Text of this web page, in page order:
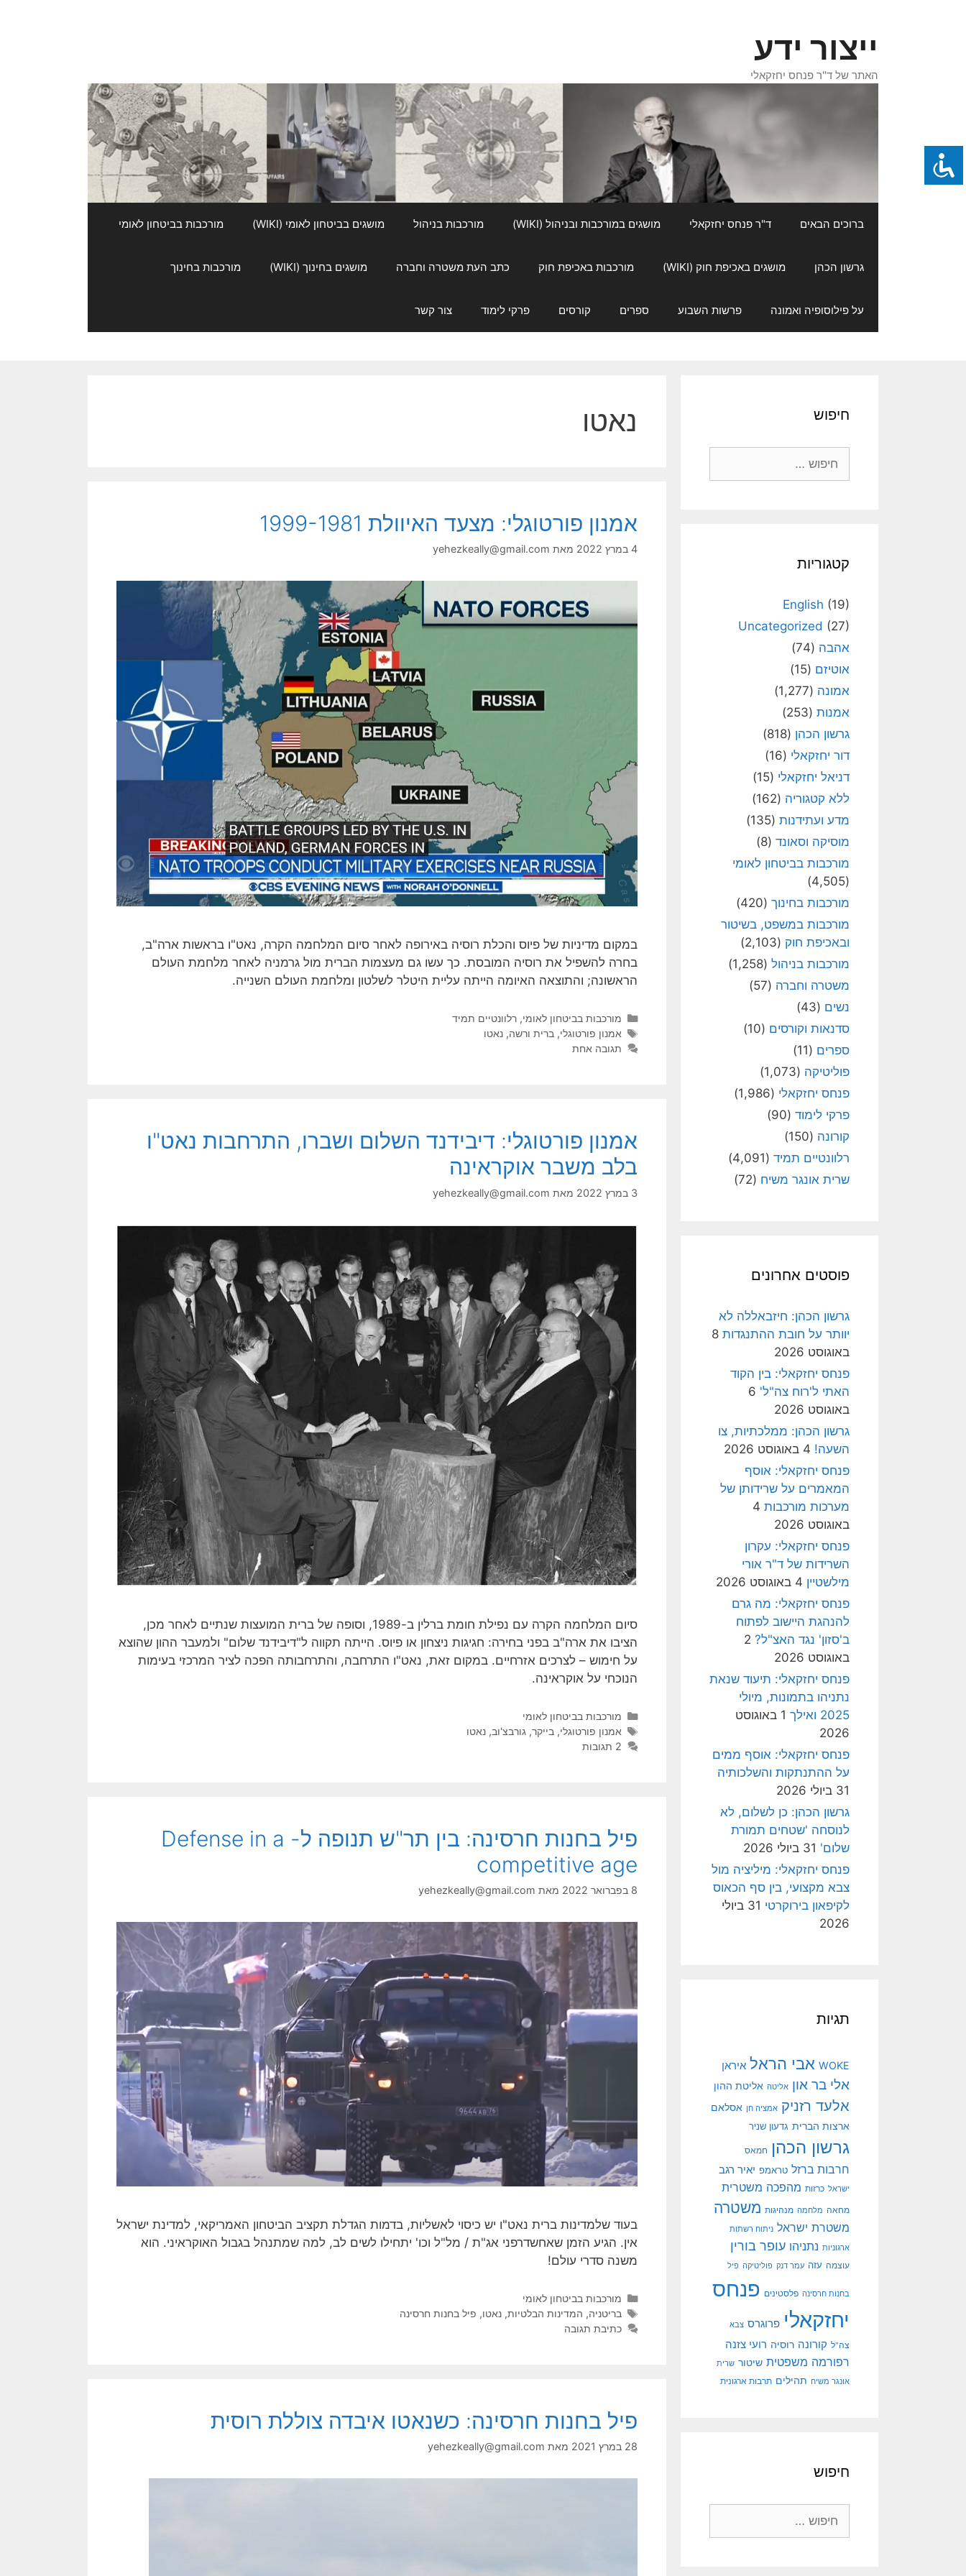
ייצור ידע
האתר של ד"ר פנחס יחזקאלי
ברוכים הבאים ד"ר פנחס יחזקאלי מושגים במורכבות ובניהול (WIKI) מורכבות בניהול מושגים בביטחון לאומי (WIKI) מורכבות בביטחון לאומי
גרשון הכהן מושגים באכיפת חוק (WIKI) מורכבות באכיפת חוק כתב העת משטרה וחברה מושגים בחינוך (WIKI) מורכבות בחינוך
על פילוסופיה ואמונה פרשות השבוע ספרים קורסים פרקי לימוד צור קשר
נאטו
אמנון פורטוגלי: מצעד האיוולת 1999-1981
4 במרץ 2022 מאת yehezkeally@gmail.com
במקום מדיניות של פיוס והכלת רוסיה באירופה לאחר סיום המלחמה הקרה, נאט"ו בראשות ארה"ב,
בחרה להשפיל את רוסיה המובסת. כך עשו גם מעצמות הברית מול גרמניה לאחר מלחמת העולם
הראשונה; והתוצאה האיומה הייתה עליית היטלר לשלטון ומלחמת העולם השנייה.
קטגוריות
מורכבות בביטחון לאומי, רלוונטיים תמיד
תגיות
אמנון פורטוגלי, ברית ורשה, נאטו
תגובה אחת
אמנון פורטוגלי: דיבידנד השלום ושברו, התרחבות נאט"ו
בלב משבר אוקראינה
3 במרץ 2022 מאת yehezkeally@gmail.com
סיום המלחמה הקרה עם נפילת חומת ברלין ב-1989, וסופה של ברית המועצות שנתיים לאחר מכן,
הציבו את ארה"ב בפני בחירה: חגיגות ניצחון או פיוס. הייתה תקווה ל"דיבידנד שלום" ולמעבר ההון שהוצא
על חימוש – לצרכים אזרחיים. במקום זאת, נאט"ו התרחבה, והתרחבותה הפכה לציר המרכזי בעימות
הנוכחי על אוקראינה.
קטגוריות
מורכבות בביטחון לאומי
תגיות
אמנון פורטוגלי, בייקר, גורבצ'וב, נאטו
2 תגובות
פיל בחנות חרסינה: בין תר"ש תנופה ל- Defense in a
competitive age
8 בפברואר 2022 מאת yehezkeally@gmail.com
בעוד שלמדינות ברית נאט"ו יש כיסוי לאשליות, בדמות הגדלת תקציב הביטחון האמריקאי, למדינת ישראל
אין. הגיע הזמן שאחשדרפני אג"ת / מל"ל וכו' יתחילו לשים לב, למה שמתנהל בגבול האוקראיני. הוא
משנה סדרי עולם!
קטגוריות
מורכבות בביטחון לאומי
תגיות
בריטניה, המדינות הבלטיות, נאטו, פיל בחנות חרסינה
כתיבת תגובה
פיל בחנות חרסינה: כשנאטו איבדה צוללת רוסית
28 במרץ 2021 מאת yehezkeally@gmail.com
חיפוש
קטגוריות
English (19)
Uncategorized (27)
אהבה (74)
אוטיזם (15)
אמונה (1,277)
אמנות (253)
גרשון הכהן (818)
דור יחזקאלי (16)
דניאל יחזקאלי (15)
ללא קטגוריה (162)
מדע ועתידנות (135)
מוסיקה וסאונד (8)
מורכבות בביטחון לאומי
(4,505)
מורכבות בחינוך (420)
מורכבות במשפט, בשיטור
ובאכיפת חוק (2,103)
מורכבות בניהול (1,258)
משטרה וחברה (57)
נשים (43)
סדנאות וקורסים (10)
ספרים (11)
פוליטיקה (1,073)
פנחס יחזקאלי (1,986)
פרקי לימוד (90)
קורונה (150)
רלוונטיים תמיד (4,091)
שרית אונגר משיח (72)
פוסטים אחרונים
גרשון הכהן: חיזבאללה לא
יוותר על חובת ההתנגדות 8
באוגוסט 2026
פנחס יחזקאלי: בין הקוד
האתי ל'רוח צה"ל' 6
באוגוסט 2026
גרשון הכהן: ממלכתיות, צו
השעה! 4 באוגוסט 2026
פנחס יחזקאלי: אוסף
המאמרים על שרידותן של
מערכות מורכבות 4
באוגוסט 2026
פנחס יחזקאלי: עקרון
השרידות של ד"ר אורי
מילשטיין 4 באוגוסט 2026
פנחס יחזקאלי: מה גרם
להנהגת היישוב לפתוח
ב'סזון' נגד האצ"ל? 2
באוגוסט 2026
פנחס יחזקאלי: תיעוד שנאת
נתניהו בתמונות, מיולי
2025 ואילך
1 באוגוסט
2026
פנחס יחזקאלי: אוסף ממים
על ההתנתקות והשלכותיה
31 ביולי 2026
גרשון הכהן: כן לשלום, לא
לנוסחה 'שטחים תמורת
שלום' 31 ביולי 2026
פנחס יחזקאלי: מיליציה מול
צבא מקצועי, בין סף הכאוס
לקיפאון בירוקרטי
31 ביולי
2026
תגיות
WOKE אבי הראל איראן
אלי בר און אליטה אליטת ההון
אלעד רזניק אמציה חן אסלאם
ארצות הברית גדעון שניר
גרשון הכהן חמאס
חרבות ברזל טראמפ יאיר רגב
ישראל כרזות מהפכה משטרית
מחאה מלחמה מנהיגות משטרה
משטרת ישראל ניתוח רשתות
ארגוניות נתניהו עופר בורין
עוצמה עזה עמר דנק פוליטיקה פיל
בחנות חרסינה פלסטינים פנחס
יחזקאלי פרוגרס צבא
צה"ל קורונה רוסיה רועי צזנה
רפורמה משפטית שיטור שרית
אונגר משיח תהילים תרבות ארגונית
חיפוש